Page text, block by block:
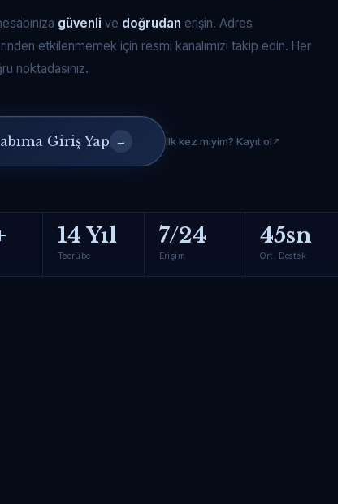
güvenli ve doğrudan erişin. Adres
etkilenmemek için resmi kanalımızı takip edin. Her
noktadasınız.
Giriş Yap → İlk kez miyim? Kayıt ol
14 Yıl
Tecrübe
7/24
Erişim
45sn
Ort. Destek